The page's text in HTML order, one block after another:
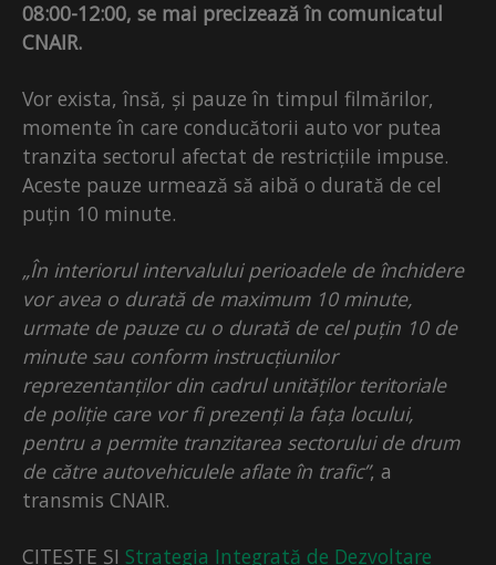
08:00-12:00, se mai precizează în comunicatul
CNAIR.
Vor exista, însă, și pauze în timpul filmărilor,
momente în care conducătorii auto vor putea
tranzita sectorul afectat de restricțiile impuse.
Aceste pauze urmează să aibă o durată de cel
puțin 10 minute.
„În interiorul intervalului perioadele de închidere
vor avea o durată de maximum 10 minute,
urmate de pauze cu o durată de cel puțin 10 de
minute sau conform instrucțiunilor
reprezentanților din cadrul unităților teritoriale
de poliție care vor fi prezenți la fața locului,
pentru a permite tranzitarea sectorului de drum
de către autovehiculele aflate în trafic”, a
transmis CNAIR.
CITEȘTE ȘI Strategia Integrată de Dezvoltare